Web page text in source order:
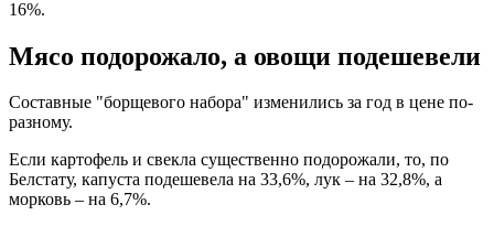
16%.
Мясо подорожало, а овощи подешевели
Составные "борщевого набора" изменились за год в цене по-
разному.
Если картофель и свекла существенно подорожали, то, по
Белстату, капуста подешевела на 33,6%, лук – на 32,8%, а
морковь – на 6,7%.